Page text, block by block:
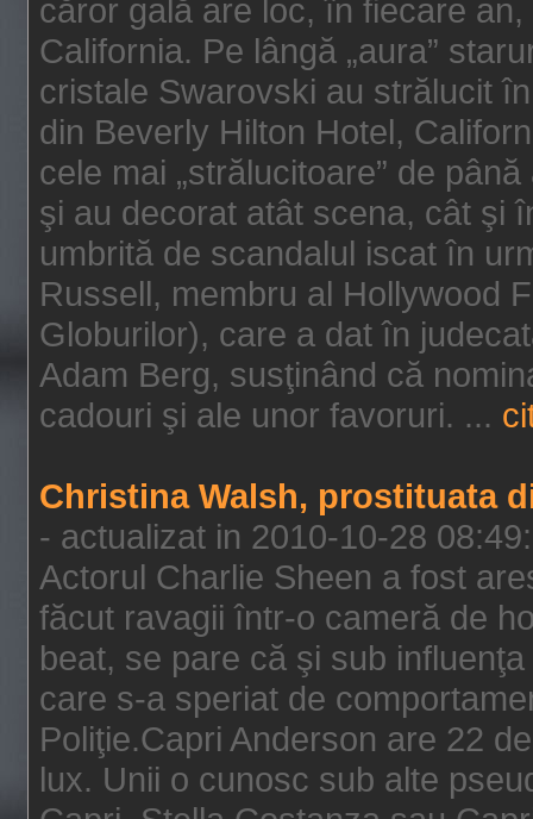
căror gală are loc, în fiecare
California. Pe lângă „aura”
cristale Swarovski au strălucit
din Beverly Hilton Hotel,
cele mai „strălucitoare” de
şi au decorat atât scena, cât şi
umbrită de scandalul iscat în
Russell, membru al Hollywood
Globurilor), care a dat în
Adam Berg, susţinând că
cadouri şi ale unor favoruri. ...
Christina Walsh, prostituata
- actualizat in 2010-10-28
Actorul Charlie Sheen a fost
făcut ravagii într-o cameră de
beat, se pare că şi sub
care s-a speriat de
Poliţie.Capri Anderson are 22
lux. Unii o cunosc sub alte